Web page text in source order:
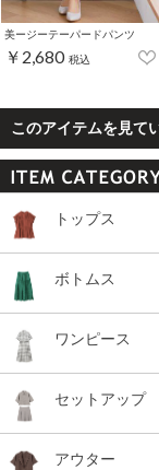
美ージーテーパードパンツ
￥2,680 税込
このアイテムを見て
トップス
ボトムス
ワンピース
セットアップ
アウター